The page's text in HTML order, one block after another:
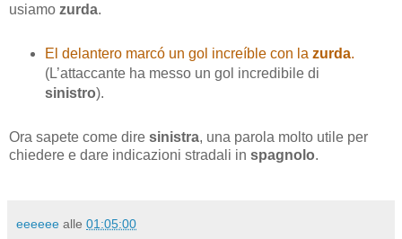
usiamo zurda.
El delantero marcó un gol increíble con la zurda.
(L’attaccante ha messo un gol incredibile di
sinistro).
Ora sapete come dire sinistra, una parola molto utile per
chiedere e dare indicazioni stradali in spagnolo.
eeeeee alle 01:05:00